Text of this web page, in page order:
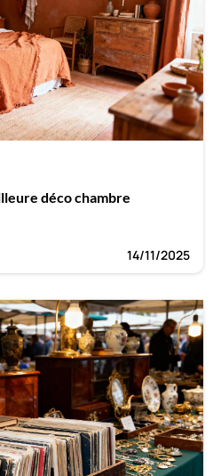
déco chambre
14/11/2025